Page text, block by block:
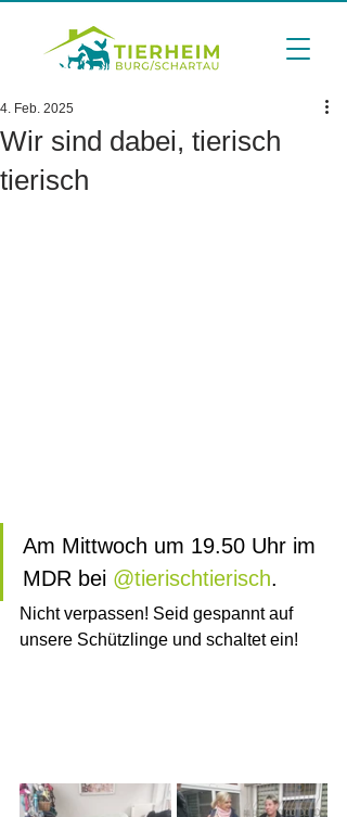
Wir sind dabei, tierisch
tierisch
4. Feb. 2025
Am Mittwoch um 19.50 Uhr im
MDR bei @tierischtierisch.
Nicht verpassen! Seid gespannt auf
unsere Schützlinge und schaltet ein!